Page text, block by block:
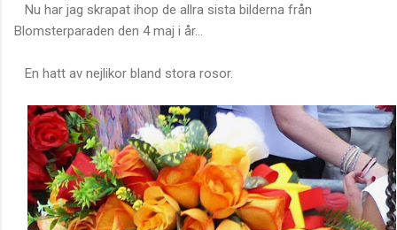
Nu har jag skrapat ihop de allra sista bilderna från
Blomsterparaden den 4 maj i år...
En hatt av nejlikor bland stora rosor.